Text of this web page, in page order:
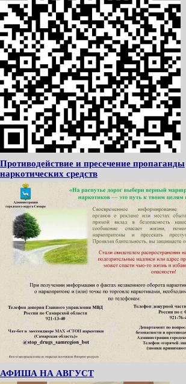
Противодействие и пресечение пропаганды
наркотических средств
АФИША НА АВГУСТ